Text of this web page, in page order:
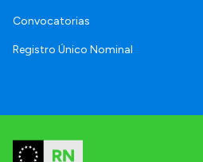
Convocatorias
Registro Único Nominal